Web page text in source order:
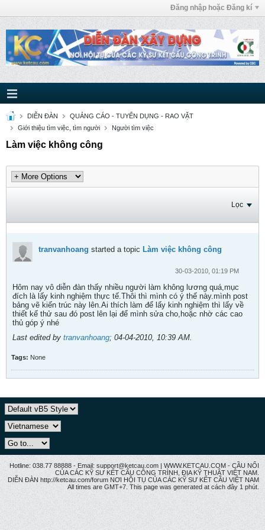
Đăng nhập hoặc Đăng kí
DIỄN ĐÀN
QUẢNG CÁO - TUYỂN DỤNG - RAO VẶT
Giới thiệu tìm việc, tìm người
Người tìm việc
Làm việc không công
Lọc
tranvanhoang started a topic Làm việc không công
30-03-2010, 01:19 PM
Hôm nay vô diễn đàn thấy nhiều người làm không lương quá,mục
đích là lấy kinh nghiệm thực tế.Thôi thì mình có ý thế này.mình post
bảng vẽ kiến trúc này lên.Ai thích làm để lấy kinh nghiệm thì lấy về
thiết kế thử sau đó post lên lại để mình sửa cho,hoặc nhờ các cao
thủ góp ý nhé
Last edited by tranvanhoang; 04-04-2010, 10:39 AM.
Tags: None
Hotline: 038.77 88888 - Email: support@ketcau.com | WWW.KETCAU.COM - CẦU NỐI
CỦA CÁC KỸ SƯ KẾT CẤU CÔNG TRÌNH, ĐỊA KỸ THUẬT VIỆT NAM.
DIỄN ĐÀN http://ketcau.com/forum NƠI HỘI TỤ CỦA CÁC KỸ SƯ KẾT CÂU VIỆT NAM
All times are GMT+7. This page was generated at cách đây 1 phút.